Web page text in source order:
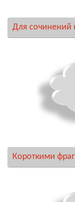
Для сочинений
Короткими